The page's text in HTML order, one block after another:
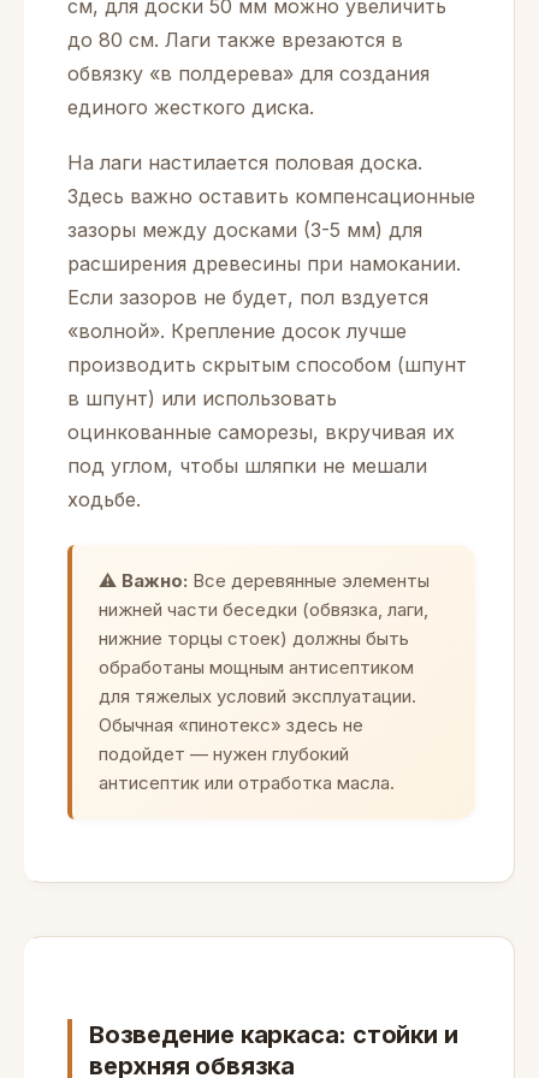
см, для доски 50 мм можно увеличить
до 80 см. Лаги также врезаются в
обвязку «в полдерева» для создания
единого жесткого диска.
На лаги настилается половая доска.
Здесь важно оставить компенсационные
зазоры между досками (3-5 мм) для
расширения древесины при намокании.
Если зазоров не будет, пол вздуется
«волной». Крепление досок лучше
производить скрытым способом (шпунт
в шпунт) или использовать
оцинкованные саморезы, вкручивая их
под углом, чтобы шляпки не мешали
ходьбе.
⚠️ Важно: Все деревянные элементы
нижней части беседки (обвязка, лаги,
нижние торцы стоек) должны быть
обработаны мощным антисептиком
для тяжелых условий эксплуатации.
Обычная «пинотекс» здесь не
подойдет — нужен глубокий
антисептик или отработка масла.
Возведение каркаса: стойки и
верхняя обвязка